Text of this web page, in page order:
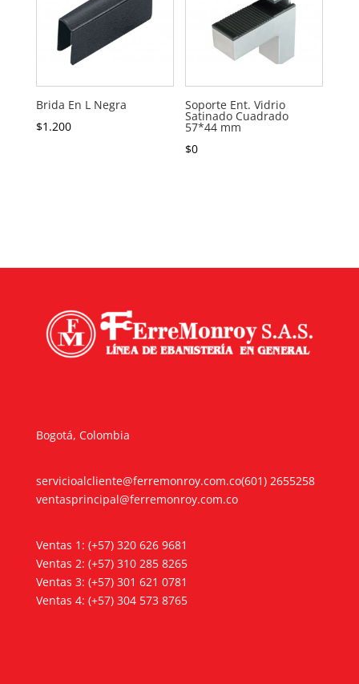
Brida En L Negra
$1.200
Soporte Ent. Vidrio
Satinado Cuadrado
57*44 mm
$0
Bogotá, Colombia
servicioalcliente@ferremonroy.com.co
ventasprincipal@ferremonroy.com.co
(601) 2655258
Ventas 1: (+57) 320 626 9681
Ventas 2: (+57) 310 285 8265
Ventas 3: (+57) 301 621 0781
Ventas 4: (+57) 304 573 8765